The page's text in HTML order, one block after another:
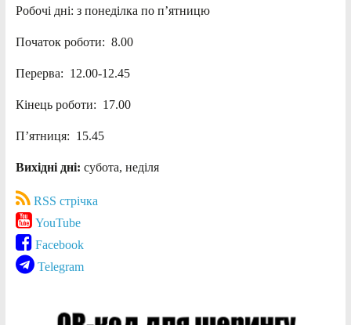
Робочі дні: з понеділка по п’ятницю
Початок роботи: 8.00
Перерва: 12.00-12.45
Кінець роботи: 17.00
П’ятниця: 15.45
Вихідні дні: субота, неділя
RSS стрічка
YouTube
Facebook
Telegram